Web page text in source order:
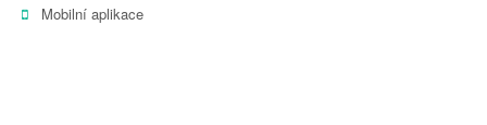
Mobilní aplikace